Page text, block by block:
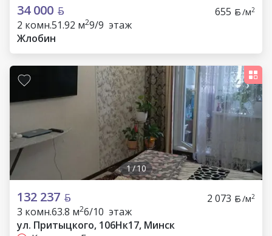
34 000 655 /м2
2 комн.51.92 м29/9 этаж
Жлобин
1/10
132 237 2 073 /м2
3 комн.63.8 м26/10 этаж
ул. Притыцкого, 106Нк17, Минск